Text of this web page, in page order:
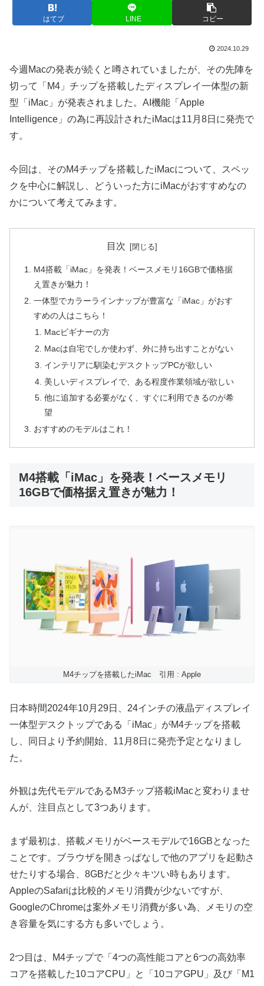
はてブ LINE コピー
2024.10.29
今週Macの発表が続くと噂されていましたが、その先陣を
切って「M4」チップを搭載したディスプレイ一体型の新
型「iMac」が発表されました。AI機能「Apple
Intelligence」の為に再設計されたiMacは11月8日に発売で
す。
今回は、そのM4チップを搭載したiMacについて、スペッ
クを中心に解説し、どういった方にiMacがおすすめなの
かについて考えてみます。
目次
M4搭載「iMac」を発表！ベースメモリ16GBで価格据
え置きが魅力！
一体型でカラーラインナップが豊富な「iMac」がおす
すめの人はこちら！
Macビギナーの方
Macは自宅でしか使わず、外に持ち出すことがない
インテリアに馴染むデスクトップPCが欲しい
美しいディスプレイで、ある程度作業領域が欲しい
他に追加する必要がなく、すぐに利用できるのが希
望
おすすめのモデルはこれ！
M4搭載「iMac」を発表！ベースメモリ
16GBで価格据え置きが魅力！
M4チップを搭載したiMac 引用 : Apple
日本時間2024年10月29日、24インチの液晶ディスプレイ
一体型デスクトップである「iMac」がM4チップを搭載
し、同日より予約開始、11月8日に発売予定となりまし
た。
外観は先代モデルであるM3チップ搭載iMacと変わりませ
んが、注目点として3つあります。
まず最初は、搭載メモリがベースモデルで16GBとなった
ことです。ブラウザを開きっぱなしで他のアプリを起動さ
せたりする場合、8GBだと少々キツい時もあります。
AppleのSafariは比較的メモリ消費が少ないですが、
GoogleのChromeは案外メモリ消費が多い為、メモリの空
き容量を気にする方も多いでしょう。
2つ目は、M4チップで「4つの高性能コアと6つの高効率
コアを搭載した10コアCPU」と「10コアGPU」及び「M1